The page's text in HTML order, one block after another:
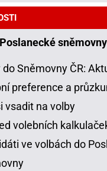
do Sněmovny ČR:
preference a
vsadit na volby
volebních
ve volbách do